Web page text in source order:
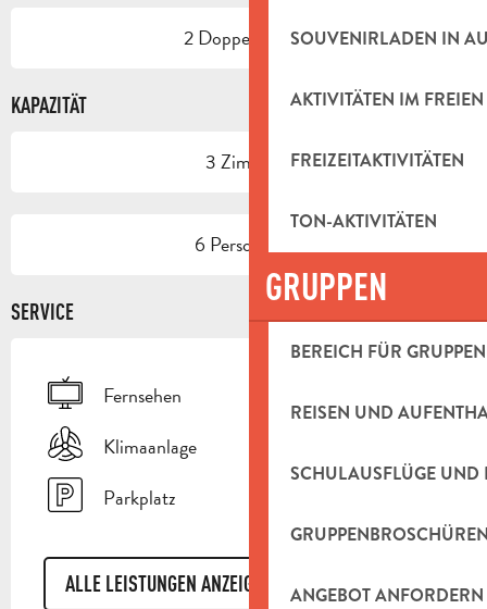
SOUVENIRLADEN IN
AKTIVITÄTEN IM FREIEN
FREIZEITAKTIVITÄTEN
TON-AKTIVITÄTEN
GRUPPEN
BEREICH FÜR GRUPPEN
REISEN UND
SCHULAUSFLÜGE UND
ANGEBOT ANFORDERN
2 Doppelbetten
KAPAZITÄT
3 Zimmer
6 Person(en)
SERVICE
Fernsehen
Klimaanlage
Parkplatz
ALLE LEISTUNGEN ANZEIGEN